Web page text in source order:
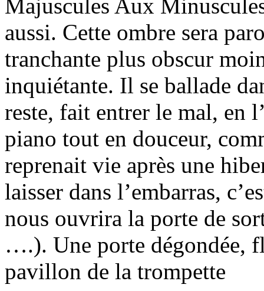
Majuscules Aux
aussi. Cette ombre sera
tranchante plus obscur
inquiétante. Il se ballade
reste, fait entrer le mal, en
piano tout en douceur,
reprenait vie après une
laisser dans l’embarras,
nous ouvrira la porte de
….). Une porte dégondée,
pavillon de la trompette